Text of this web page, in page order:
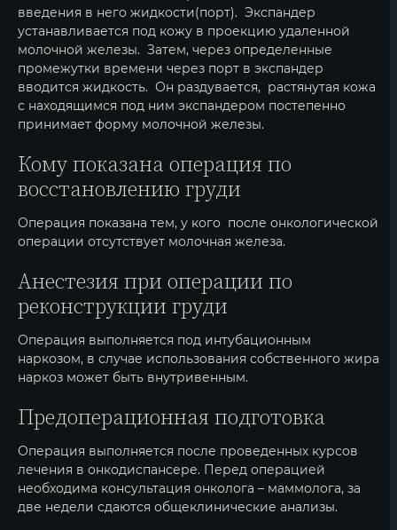
введения в него жидкости(порт). Экспандер
устанавливается под кожу в проекцию удаленной
молочной железы. Затем, через определенные
промежутки времени через порт в экспандер
вводится жидкость. Он раздувается, растянутая кожа
с находящимся под ним экспандером постепенно
принимает форму молочной железы.
Кому показана операция по
восстановлению груди
Операция показана тем, у кого после онкологической
операции отсутствует молочная железа.
Анестезия при операции по
реконструкции груди
Операция выполняется под интубационным
наркозом, в случае использования собственного жира
наркоз может быть внутривенным.
Предоперационная подготовка
Операция выполняется после проведенных курсов
лечения в онкодиспансере. Перед операцией
необходима консультация онколога – маммолога, за
две недели сдаются общеклинические анализы.